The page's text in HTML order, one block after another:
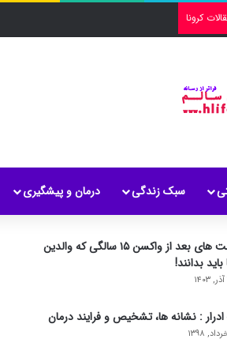
کرونا
سبک زندگی درمان و پیشگیری
مراقبت های بعد از واکسن ۱۵ سالگی که والدین
بدانند!
: نشانه ها، تشخیص و فرایند درمان